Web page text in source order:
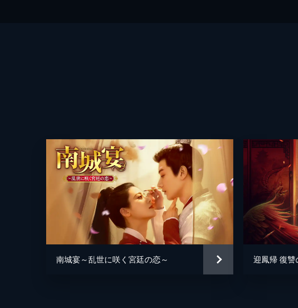
は御薬房で馮茵と競うことに。馮茵の陰謀により、麗妃
4話 薬の秘密
二等医侍に昇進した栄澤蘭は馮茵の罠により、異食癖の
る。独自の「食療」を施し、ろうそくや紙を模した食材
りに触れてしまう。
29分
5話 命懸けの弟子入り志願
死体置き場・吉安所に送られた栄澤蘭は、周囲の嘲笑
う。過酷な試練を乗り越えようとした矢先、何者かに棺
南城宴～乱世に咲く宮廷の恋～ 迎鳳帰 復讐